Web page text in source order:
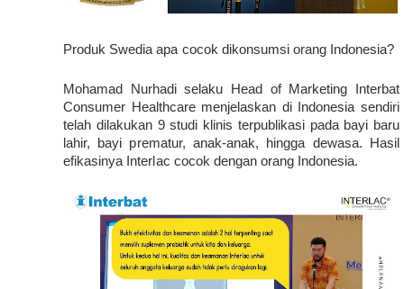
Produk Swedia apa cocok dikonsumsi orang Indonesia?
Mohamad Nurhadi selaku Head of Marketing Interbat
Consumer Healthcare menjelaskan di Indonesia sendiri
telah dilakukan 9 studi klinis terpublikasi pada bayi baru
lahir, bayi prematur, anak-anak, hingga dewasa. Hasil
efikasinya Interlac cocok dengan orang Indonesia.